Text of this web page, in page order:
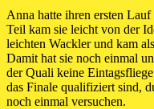
Anna hatte ihren ersten
Teil kam sie leicht von der
leichten Wackler und kam
Damit hat sie noch einmal
der Quali keine
das Finale qualifiziert sind,
noch einmal versuchen.